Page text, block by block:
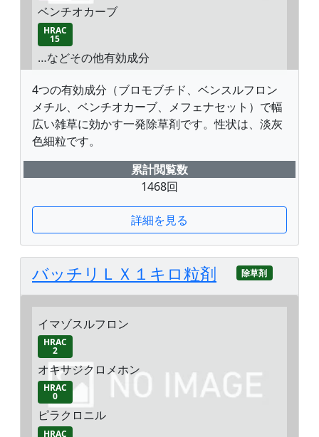
ベンチオカーブ
HRAC
15
…などその他有効成分
4つの有効成分（ブロモブチド、ベンスルフロン
メチル、ベンチオカーブ、メフェナセット）で幅
広い雑草に効かす一発除草剤です。性状は、淡灰
色細粒です。
累計閲覧数
1468回
詳細を見る
バッチリＬＸ１キロ粒剤 除草剤
イマゾスルフロン
HRAC
2
オキサジクロメホン
HRAC
0
ピラクロニル
HRAC